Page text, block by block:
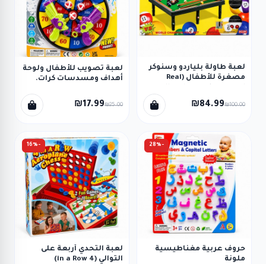
لعبة طاولة بلياردو وسنوكر
مصغرة للأطفال (Real
₪84.99₪100.00
لعبة تصويب للأطفال ولوحة
أهداف ومسدسات كرات.
₪17.99₪25.00
-28%
حروف عربية مغناطيسية
ملونة
-16%
لعبة التحدي أربعة على
التوالي (4 in a Row)